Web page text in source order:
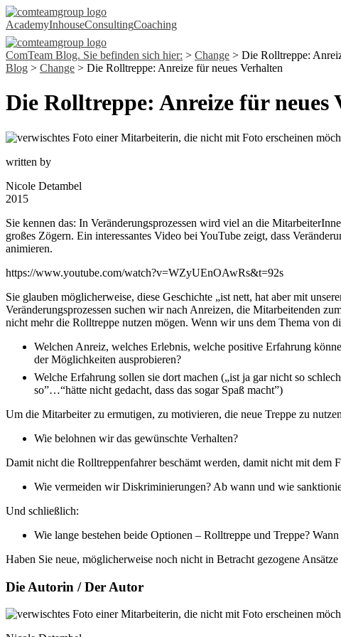
AcademyInhouseConsultingCoaching
ComTeam Blog. Sie befinden sich hier: > Change > Die Rolltreppe:
Blog > Change > Die Rolltreppe: Anreize für neues Verhalten
Die Rolltreppe: Anreize für neues
written by
Nicole Detambel
2015
Sie kennen das: In Veränderungsprozessen wird viel an die
großes Zögern. Ein interessantes Video bei YouTube zeigt, dass
animieren.
https://www.youtube.com/watch?v=WZyUEnOAwRs&t=92s
Sie glauben möglicherweise, diese Geschichte „ist nett, hat aber mit
Veränderungsprozessen suchen wir nach Anreizen, die Mitarbeitenden
nicht mehr die Rolltreppe nutzen mögen. Wenn wir uns dem Thema von
Welchen Anreiz, welches Erlebnis, welche positive Erfahrung
der Möglichkeiten ausprobieren?
Welche Erfahrung sollen sie dort machen („ist ja gar nicht so
so”…“hätte nicht gedacht, dass das sogar Spaß macht”)
Um die Mitarbeiter zu ermutigen, zu motivieren, die neue Treppe zu
Wie belohnen wir das gewünschte Verhalten?
Damit nicht die Rolltreppenfahrer beschämt werden, damit nicht mit dem
Wie vermeiden wir Diskriminierungen? Ab wann und wie
Und schließlich:
Wie lange bestehen beide Optionen – Rolltreppe und Treppe?
Haben Sie neue, möglicherweise noch nicht in Betracht gezogene
Die Autorin / Der Autor